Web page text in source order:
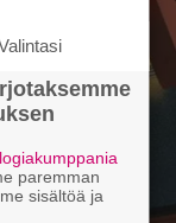
paremman
sisältöä ja